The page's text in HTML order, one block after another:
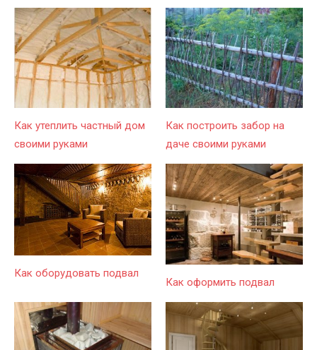
Как утеплить частный дом
своими руками
Как построить забор на
даче своими руками
Как оборудовать подвал
Как оформить подвал